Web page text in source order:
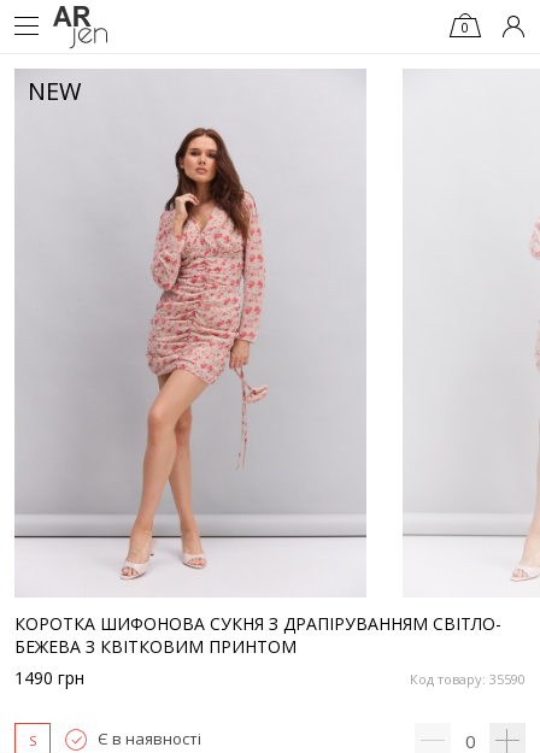
0
NEW
КОРОТКА ШИФОНОВА СУКНЯ З ДРАПІРУВАННЯМ СВІТЛО-
БЕЖЕВА З КВІТКОВИМ ПРИНТОМ
Код товару: 35590
1490 грн
S Є в наявності 0